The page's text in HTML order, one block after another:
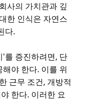
사의 가치관과 깊
한 인식은 자연스
다.
를 증진하려면, 단
야 한다. 이를 위
근무 조건, 개방적
한다. 이러한 요